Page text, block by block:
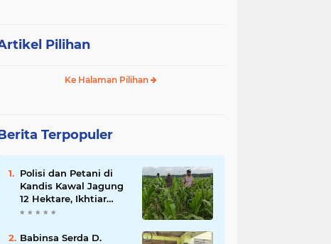
Pilihan
Ke Halaman Pilihan
Terpopuler
Polisi dan Petani di
Kandis Kawal Jagung
12 Hektare, Ikhtiar
Menjaga Ketahanan
Babinsa Serda D.